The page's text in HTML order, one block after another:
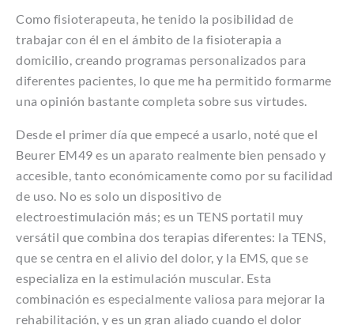
Como fisioterapeuta, he tenido la posibilidad de
trabajar con él en el ámbito de la fisioterapia a
domicilio, creando programas personalizados para
diferentes pacientes, lo que me ha permitido formarme
una opinión bastante completa sobre sus virtudes.
Desde el primer día que empecé a usarlo, noté que el
Beurer EM49 es un aparato realmente bien pensado y
accesible, tanto económicamente como por su facilidad
de uso. No es solo un dispositivo de
electroestimulación más; es un TENS portatil muy
versátil que combina dos terapias diferentes: la TENS,
que se centra en el alivio del dolor, y la EMS, que se
especializa en la estimulación muscular. Esta
combinación es especialmente valiosa para mejorar la
rehabilitación, y es un gran aliado cuando el dolor